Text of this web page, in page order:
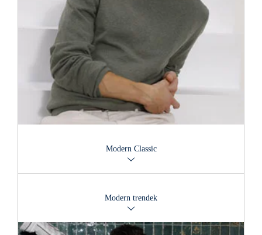
Modern Classic
anyagaink kiváló minőségben a legmagasabb szintű
elvárásokat is teljesítik. Ez azonnal érzékelhető a Boss, a
Modern trendek